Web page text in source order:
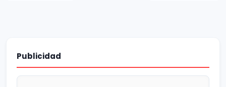
Publicidad